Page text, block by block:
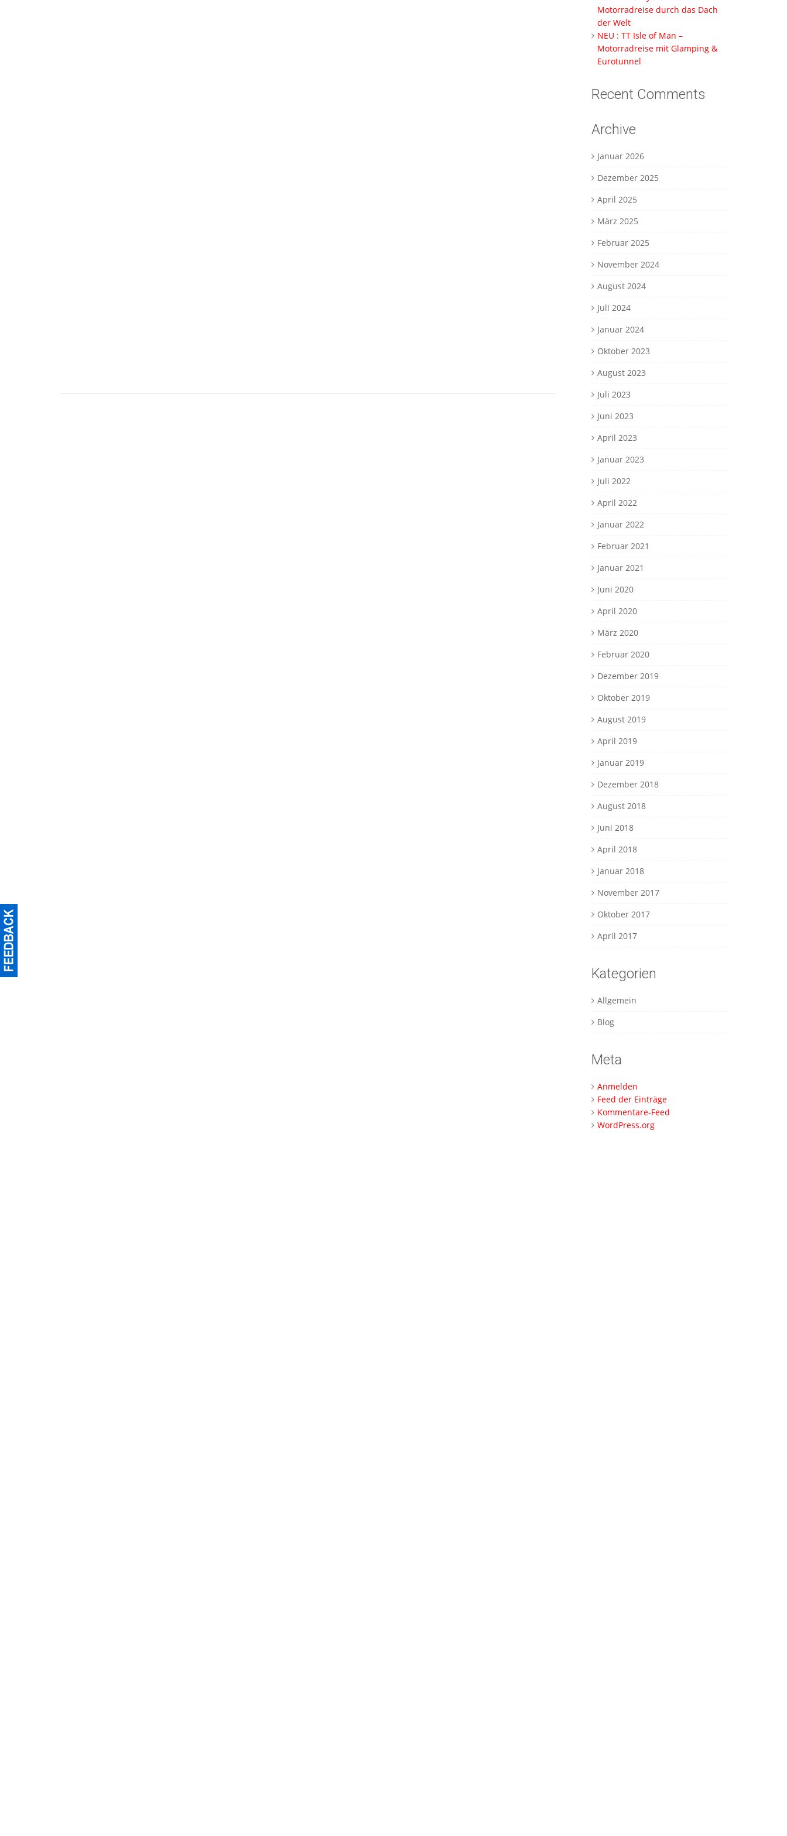
Motorradreise durch das Dach
der Welt
NEU : TT Isle of Man –
Motorradreise mit Glamping &
Eurotunnel
Recent Comments
Archive
Januar 2026
Dezember 2025
April 2025
März 2025
Februar 2025
November 2024
August 2024
Juli 2024
Januar 2024
Oktober 2023
August 2023
Juli 2023
Juni 2023
April 2023
Januar 2023
Juli 2022
April 2022
Januar 2022
Februar 2021
Januar 2021
Juni 2020
April 2020
März 2020
Februar 2020
Dezember 2019
Oktober 2019
August 2019
April 2019
Januar 2019
Dezember 2018
August 2018
Juni 2018
April 2018
Januar 2018
November 2017
Oktober 2017
April 2017
Kategorien
Allgemein
Blog
Meta
Anmelden
Feed der Einträge
Kommentare-Feed
WordPress.org